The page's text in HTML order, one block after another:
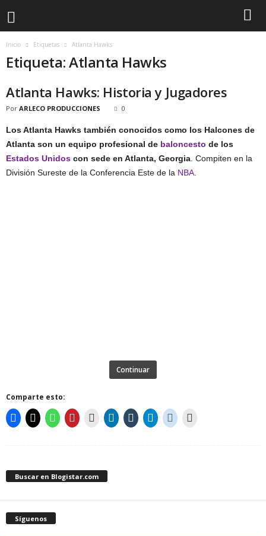
Inicio Etiquetas Atlanta Hawks
Etiqueta: Atlanta Hawks
Atlanta Hawks: Historia y Jugadores
Por ARLECO PRODUCCIONES 0
Los Atlanta Hawks también conocidos como los Halcones de
Atlanta son un equipo profesional de baloncesto de los
Estados Unidos con sede en Atlanta, Georgia . Compiten en la
División Sureste de la Conferencia Este de la NBA
Continuar
Comparte esto:
Buscar en Blogistar.com
Síguenos